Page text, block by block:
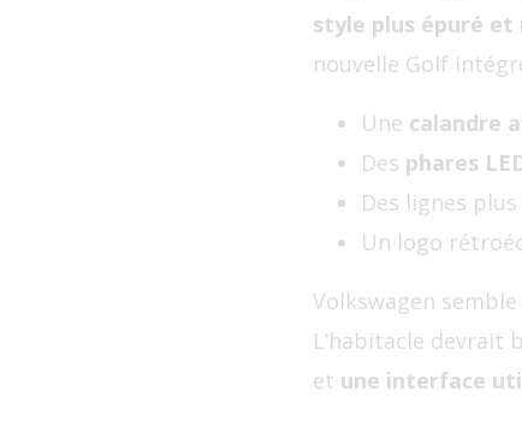
style plus épuré et
nouvelle Golf
Une calandre
Des phares
Des lignes
Un logo
Volkswagen
L’habitacle devrait
et une interface